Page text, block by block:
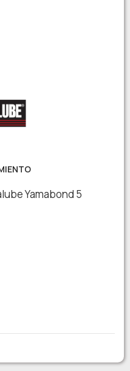
Yamabond 5